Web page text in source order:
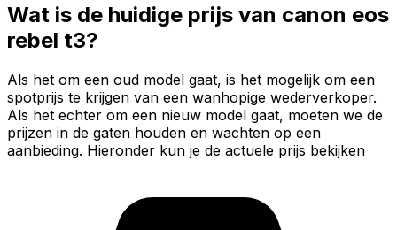
Wat is de huidige prijs van canon eos
rebel t3?
Als het om een oud model gaat, is het mogelijk om een
spotprijs te krijgen van een wanhopige wederverkoper.
Als het echter om een nieuw model gaat, moeten we de
prijzen in de gaten houden en wachten op een
aanbieding. Hieronder kun je de actuele prijs bekijken